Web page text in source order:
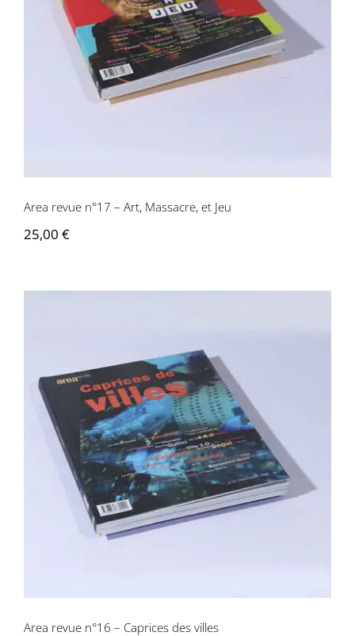
Area revue n°17 – Art, Massacre, et Jeu
Area revue n°17 – Art, Massacre, et Jeu
25,00 €
Area revue n°16 – Caprices des villes
Area revue n°16 – Caprices des villes